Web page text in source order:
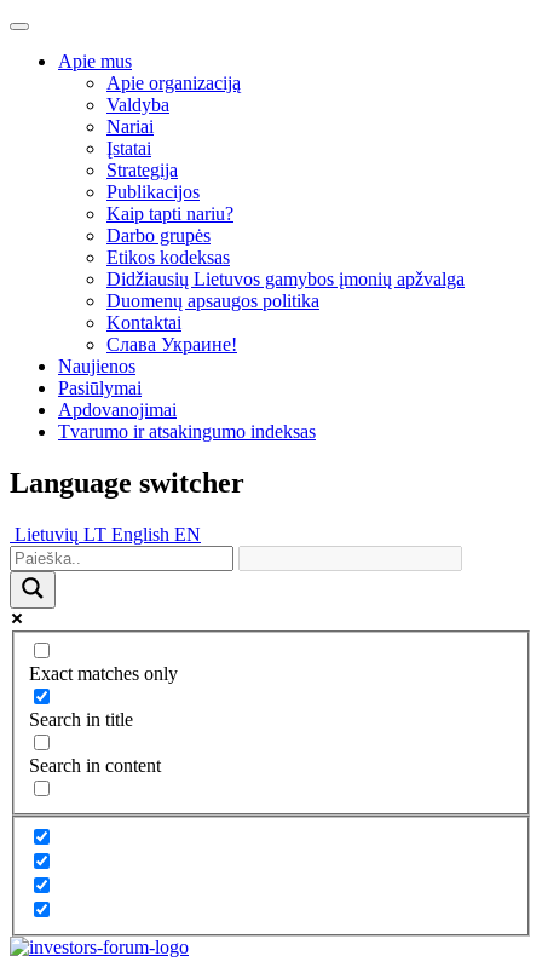
Apie mus
Apie organizaciją
Valdyba
Nariai
Įstatai
Strategija
Publikacijos
Kaip tapti nariu?
Darbo grupės
Etikos kodeksas
Didžiausių Lietuvos gamybos įmonių apžvalga
Duomenų apsaugos politika
Kontaktai
Слава Украине!
Naujienos
Pasiūlymai
Apdovanojimai
Tvarumo ir atsakingumo indeksas
Language switcher
Lietuvių LT English EN
Exact matches only
Search in title
Search in content